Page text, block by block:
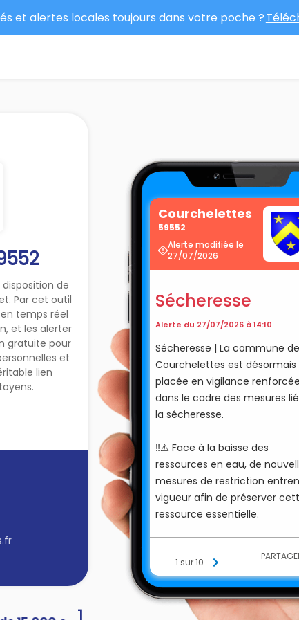
et alertes locales toujours dans votre poche ?
de
Par cet outil
temps réel
et les alerter
gratuite pour
et
lien
Courchelettes
59552
Alerte modifiée le
27/07/2026
Sécheresse
Alerte du 27/07/2026 à 14:10
Sécheresse | La commune de
Courchelettes est désormais
placée en vigilance renforcée
dans le cadre des mesures
la sécheresse.
‼️⚠️ Face à la baisse des
ressources en eau, de
mesures de restriction
vigueur afin de préserver
ressource essentielle.
adoptant les bons réflexes
respectant les restrictions en
vigueur, chacun peut
une gestion responsable de
1 sur 10